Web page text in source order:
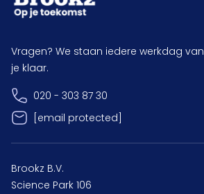
Vragen? We staan iedere werkdag van
je klaar.
020 - 303 87 30
[email protected]
Brookz B.V.
Science Park 106